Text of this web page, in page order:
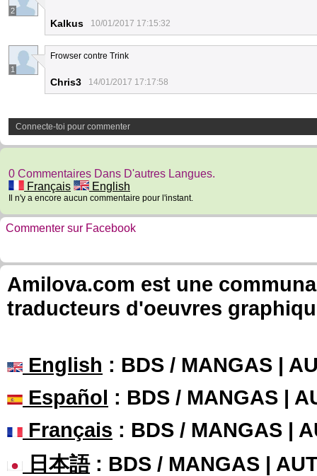
2
Kalkus 10/01/2017 17:15:32
1
Frowser contre Trink
Chris3 14/01/2017 17:17:58
Connecte-toi pour commenter
0 Commentaires Dans D'autres Langues.
Français
English
Il n'y a encore aucun commentaire pour l'instant.
Commenter sur Facebook
Amilova.com est une
traducteurs d'oeuvres
English : BDS / MANGAS |
Español : BDS / MANGAS |
Français : BDS / MANGAS |
日本語: BDS / MANGAS |